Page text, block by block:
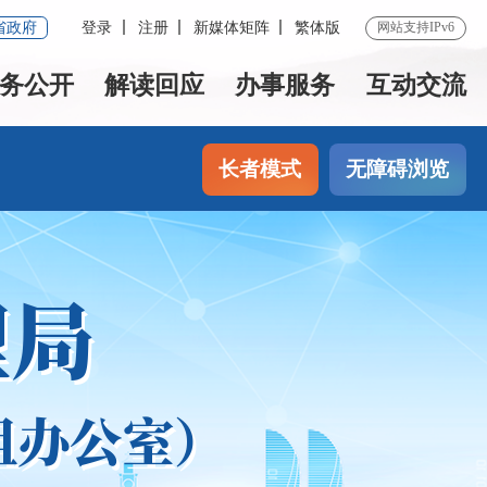
政府 登录 注册 新媒体矩阵 繁体版 网站支持IPv6
公开 解读回应 办事服务 互动交流
长者模式 无障碍浏览
公室）